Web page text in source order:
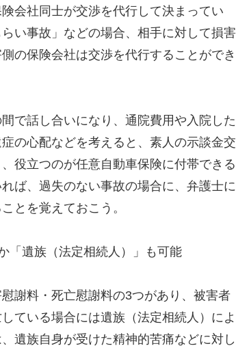
会社同士が交渉を代行して決まってい
い事故」などの場合、相手に対して損害
の保険会社は交渉を代行することができ
で話し合いになり、通院費用や入院した
の心配などを考えると、素人の示談金交
役立つのが任意自動車保険に付帯できる
ば、過失のない事故の場合に、弁護士に
とを覚えておこう。
「遺族（法定相続人）」も可能
謝料・死亡慰謝料の3つがあり、被害者
ている場合には遺族（法定相続人）によ
遺族自身が受けた精神的苦痛などに対し